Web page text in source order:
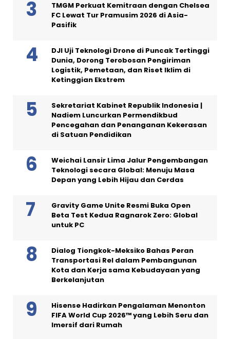
TMGM Perkuat Kemitraan dengan Chelsea
FC Lewat Tur Pramusim 2026 di Asia-
Pasifik
DJI Uji Teknologi Drone di Puncak Tertinggi
Dunia, Dorong Terobosan Pengiriman
Logistik, Pemetaan, dan Riset Iklim di
Ketinggian Ekstrem
Sekretariat Kabinet Republik Indonesia |
Nadiem Luncurkan Permendikbud
Pencegahan dan Penanganan Kekerasan
di Satuan Pendidikan
Weichai Lansir Lima Jalur Pengembangan
Teknologi secara Global: Menuju Masa
Depan yang Lebih Hijau dan Cerdas
Gravity Game Unite Resmi Buka Open
Beta Test Kedua Ragnarok Zero: Global
untuk PC
Dialog Tiongkok-Meksiko Bahas Peran
Transportasi Rel dalam Pembangunan
Kota dan Kerja sama Kebudayaan yang
Berkelanjutan
Hisense Hadirkan Pengalaman Menonton
FIFA World Cup 2026™ yang Lebih Seru dan
Imersif dari Rumah